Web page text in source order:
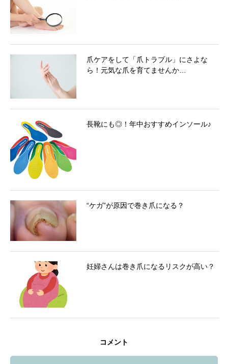
爪ケアをして「爪トラブル」にさよな
ら！元気な爪を育てませんか…
長靴にも◎！年中おすすめインソール♪
“ケガ”が原因で巻き爪になる？
妊婦さんは巻き爪になるリスクが高い？
コメント